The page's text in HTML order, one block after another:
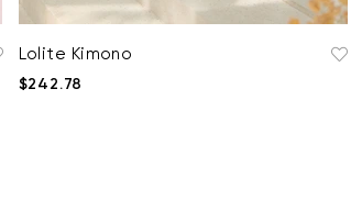
Lolite Kimono
$242.78